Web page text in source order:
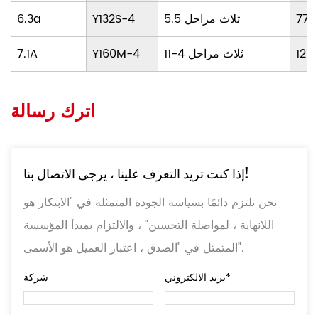
6.3a
Y132S-4 5.5 ثلاث مراحل
7.1A
Y160M-4 11-4 ثلاث مراحل
اترك رسالة
إذا كنت تريد التعرف علينا ، يرجى الاتصال بنا!
نحن نلتزم دائمًا بسياسة الجودة المتمثلة في "الابتكار هو
اللانهاية ، لمواصلة التحسين" ، والالتزام بمبدأ المؤسسة
المتمثل في "الصدق ، اعتبار العميل هو الأسمى".
شركة بريد الالكتروني*